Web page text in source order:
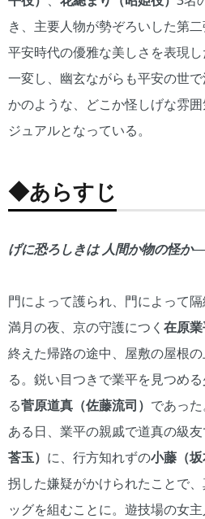
き、主要人物が勢ぞろいした第二
平安時代の優雅な美しさを表現
一変し、幽玄ながらも平安の世
かのような、どこか怪しげな雰
ジュアルとなっている。
◆あらすじ
げに恐ろしきは 人間か物の怪か
門によって護られ、門によって隔
満月の夜、京の守護につく 在原業
終えた帰路の途中、屋敷の屋根
る。鋭い目つきで業平を見つめ
る菅原道真（佐藤流司） であった
ある日、業平の親戚で道真の級
莟玉） に、行方知れずの小藤（坂
拐した嫌疑がかけられたことで
ッグを組むことに。遊技場の女